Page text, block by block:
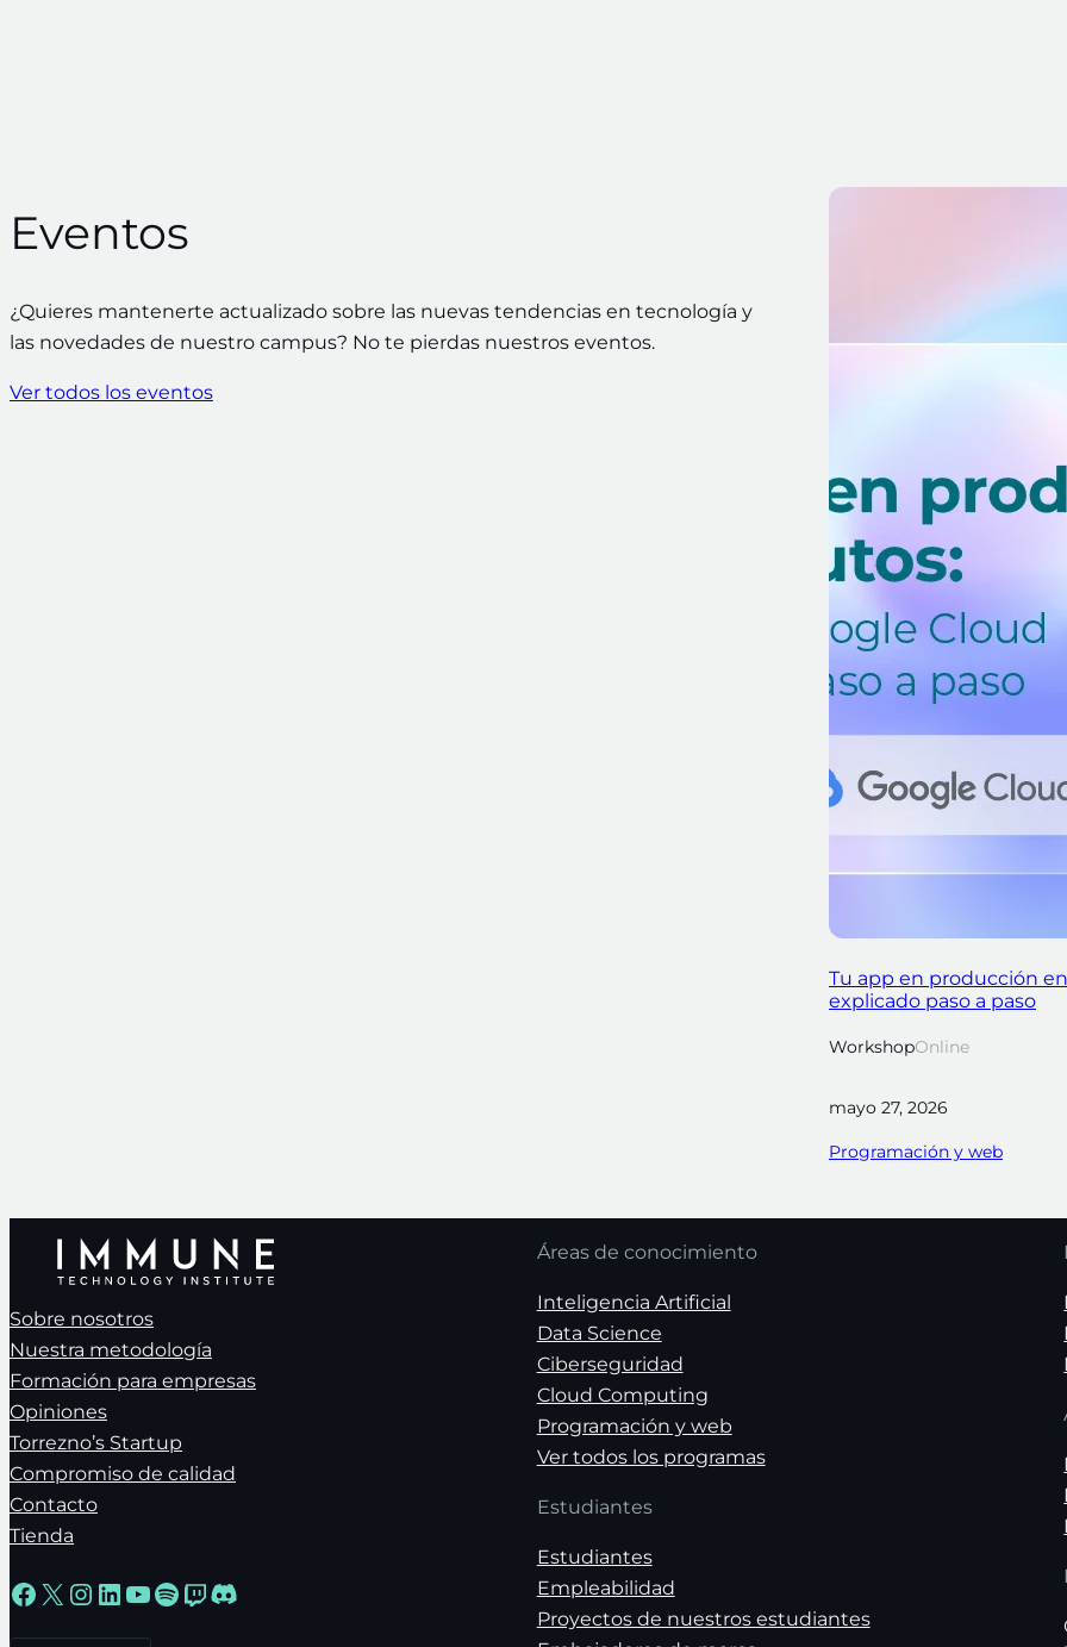
Eventos
¿Quieres mantenerte actualizado sobre las nuevas tendencias en tecnología y
las novedades de nuestro campus? No te pierdas nuestros eventos.
Ver todos los eventos
Tu app en producción
explicado paso a paso
WorkshopOnline
mayo 27, 2026
Programación y web
Sobre nosotros
Nuestra metodología
Formación para empresas
Opiniones
Torrezno’s Startup
Compromiso de calidad
Contacto
Tienda
Facebook
X Instagram
LinkedIn
YouTube
Spotify
Twitch
Discord
Áreas de conocimiento
Inteligencia Artificial
Data Science
Ciberseguridad
Cloud Computing
Programación y web
Ver todos los programas
Estudiantes
Estudiantes
Empleabilidad
Proyectos de nuestros estudiantes